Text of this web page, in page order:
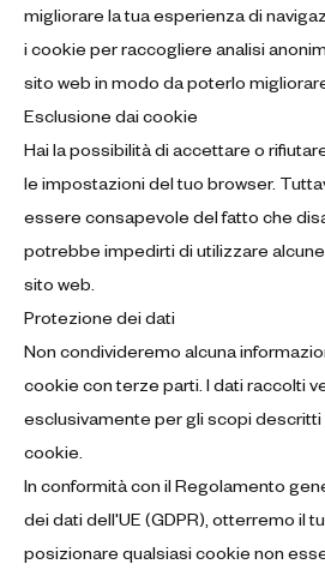
migliorare la tua esperienza di
i cookie per raccogliere analisi
sito web in modo da poterlo
Esclusione dai cookie
Hai la possibilità di accettare o
le impostazioni del tuo browser.
essere consapevole del fatto che
potrebbe impedirti di utilizzare
sito web.
Protezione dei dati
Non condivideremo alcuna
cookie con terze parti. I dati raccolti
esclusivamente per gli scopi descritti
cookie.
In conformità con il Regolamento
dei dati dell'UE (GDPR), otterremo il
posizionare qualsiasi cookie non